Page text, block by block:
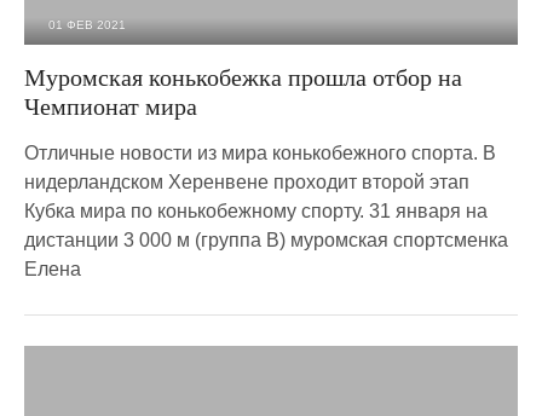
01 ФЕВ 2021
Муромская конькобежка прошла отбор на
Чемпионат мира
Отличные новости из мира конькобежного спорта. В
нидерландском Херенвене проходит второй этап
Кубка мира по конькобежному спорту. 31 января на
дистанции 3 000 м (группа В) муромская спортсменка
Елена